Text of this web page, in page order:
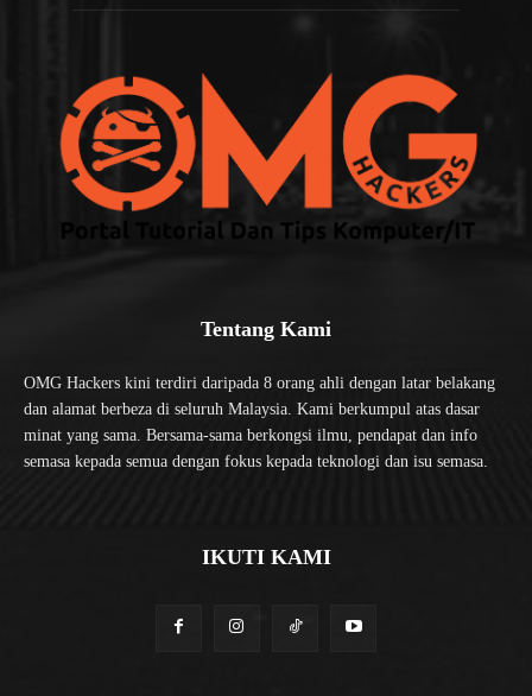
Tentang Kami
OMG Hackers kini terdiri daripada 8 orang ahli dengan latar belakang
dan alamat berbeza di seluruh Malaysia. Kami berkumpul atas dasar
minat yang sama. Bersama-sama berkongsi ilmu, pendapat dan info
semasa kepada semua dengan fokus kepada teknologi dan isu semasa.
IKUTI KAMI